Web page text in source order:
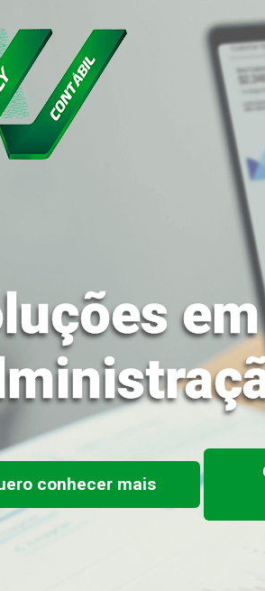
conhecer mais